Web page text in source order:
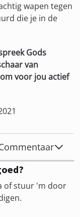
wapen tegen
die je in de
Gods
van
voor jou actief
of stuur 'm door